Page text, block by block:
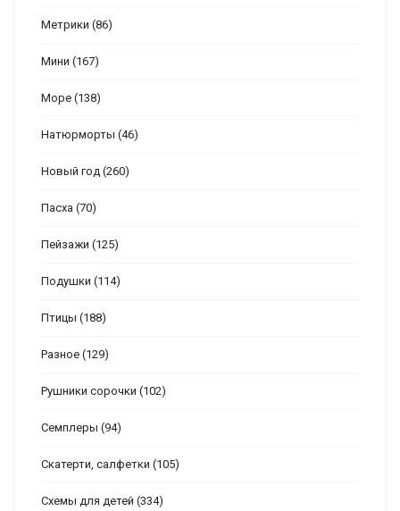
Метрики (86)
Мини (167)
Море (138)
Натюрморты (46)
Новый год (260)
Пасха (70)
Пейзажи (125)
Подушки (114)
Птицы (188)
Разное (129)
Рушники сорочки (102)
Семплеры (94)
Скатерти, салфетки (105)
Схемы для детей (334)